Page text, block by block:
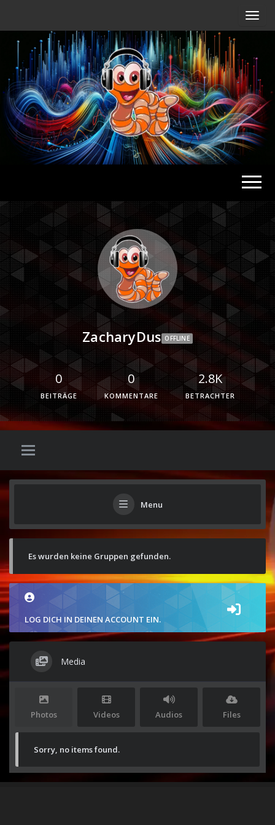
Radio
ZacharyDus OFFLINE
0
BEITRÄGE
0
KOMMENTARE
2.8K
BETRACHTER
Menu
Es wurden keine Gruppen gefunden.
LOG DICH IN DEINEN ACCOUNT EIN.
Media
Photos Videos Audios Files
Sorry, no items found.